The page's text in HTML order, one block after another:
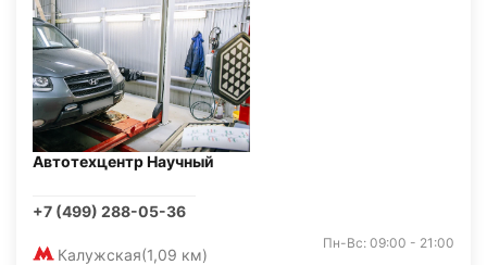
Автотехцентр Научный
+7 (499) 288-05-36
Калужская(1,09 км)
Пн-Вс: 09:00 - 21:00